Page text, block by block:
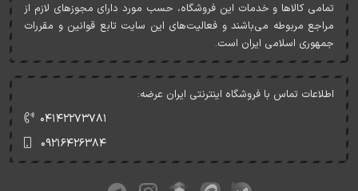
تمامی کالاها و خدمات اين فروشگاه، حسب مورد دارای مجوزهای لازم از
مراجع مربوطه می‌باشند و فعاليت‌های اين سايت تابع قوانين و مقررات
جمهوری اسلامی ايران است.
اطلاعات تماس با فروشگاه اینترنتی ایران عرضه:
۰۴۱۴۲۲۷۳۷۸۱
۰۹۲۱۶۴۲۶۳۸۴